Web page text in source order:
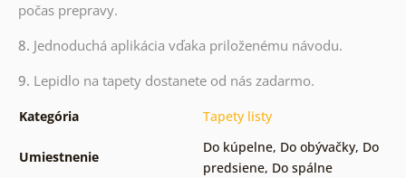
počas prepravy.
8. Jednoduchá aplikácia vďaka priloženému návodu.
9. Lepidlo na tapety dostanete od nás zadarmo.
Kategória Tapety listy
Umiestnenie
Do kúpelne, Do obývačky, Do
predsiene, Do spálne